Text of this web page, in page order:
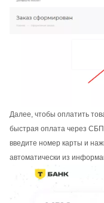
Далее, чтобы оплатить
быстрая оплата через
введите номер карты и
автоматически из